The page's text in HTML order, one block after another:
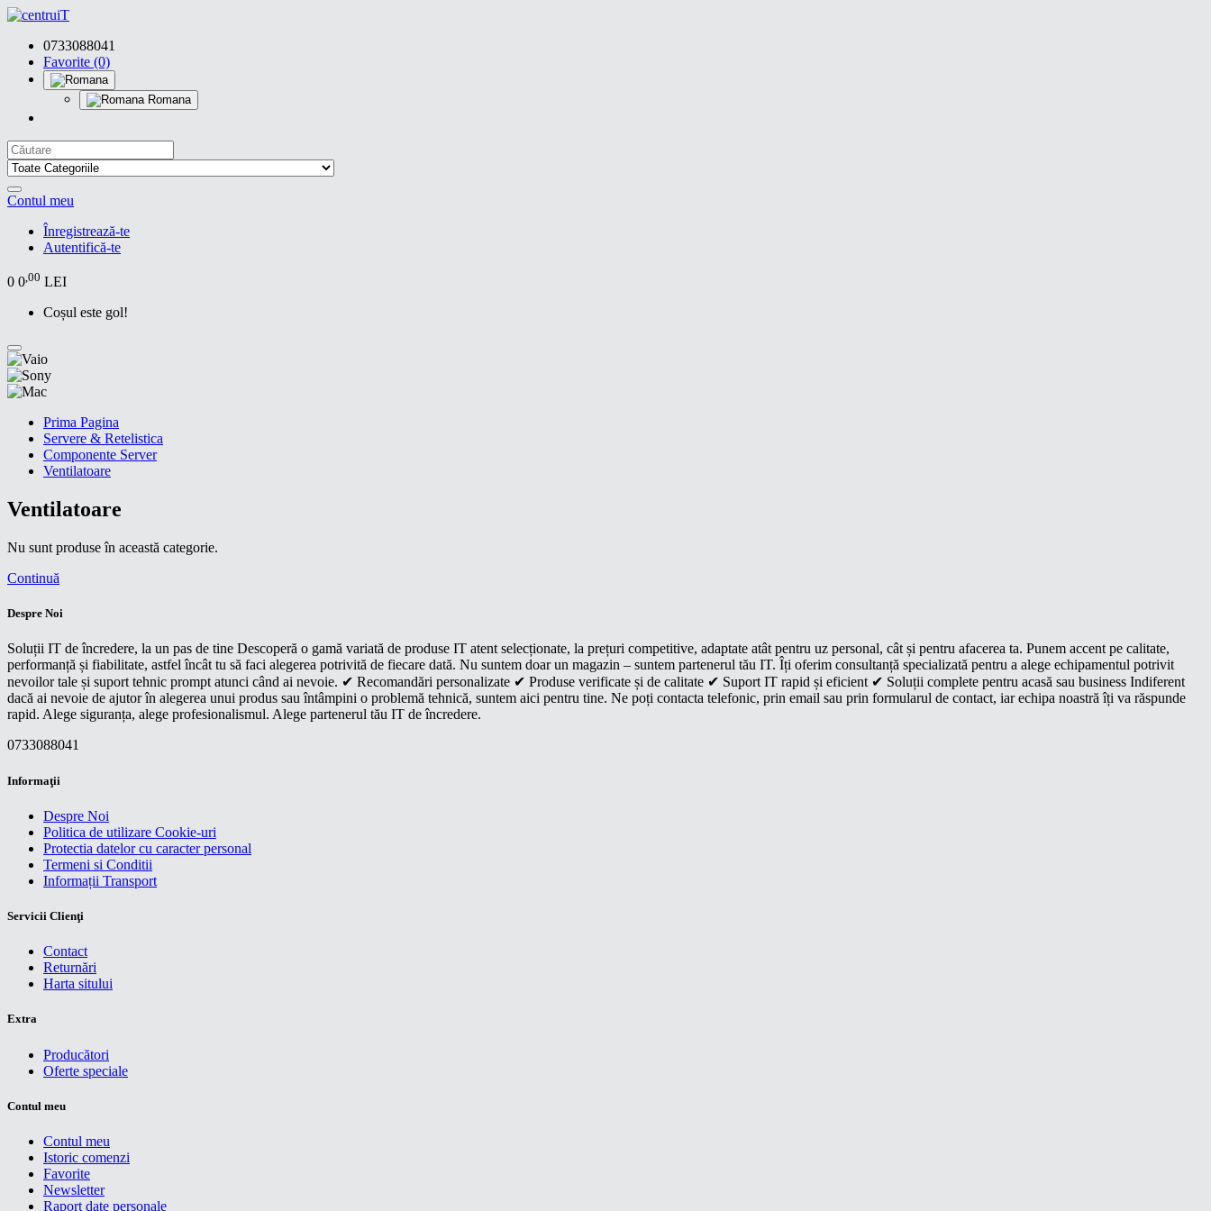
0733088041
Favorite (0)
Romana
Contul meu
Înregistrează-te
Autentifică-te
0 0,00 LEI
Coșul este gol!
Prima Pagina
Servere & Retelistica
Componente Server
Ventilatoare
Ventilatoare
Nu sunt produse în această categorie.
Continuă
Despre Noi
Soluții IT de încredere, la un pas de tine Descoperă o gamă variată de produse IT atent selecționate, la prețuri competitive, adaptate atât pentru uz personal, cât și pentru afacerea ta. Punem accent pe calitate,
performanță și fiabilitate, astfel încât tu să faci alegerea potrivită de fiecare dată. Nu suntem doar un magazin – suntem partenerul tău IT. Îți oferim consultanță specializată pentru a alege echipamentul potrivit
nevoilor tale și suport tehnic prompt atunci când ai nevoie. ✔ Recomandări personalizate ✔ Produse verificate și de calitate ✔ Suport IT rapid și eficient ✔ Soluții complete pentru acasă sau business Indiferent
dacă ai nevoie de ajutor în alegerea unui produs sau întâmpini o problemă tehnică, suntem aici pentru tine. Ne poți contacta telefonic, prin email sau prin formularul de contact, iar echipa noastră îți va răspunde
rapid. Alege siguranța, alege profesionalismul. Alege partenerul tău IT de încredere.
0733088041
Informaţii
Despre Noi
Politica de utilizare Cookie-uri
Protectia datelor cu caracter personal
Termeni si Conditii
Informații Transport
Servicii Clienţi
Contact
Returnări
Harta sitului
Extra
Producători
Oferte speciale
Contul meu
Contul meu
Istoric comenzi
Favorite
Newsletter
Raport date personale